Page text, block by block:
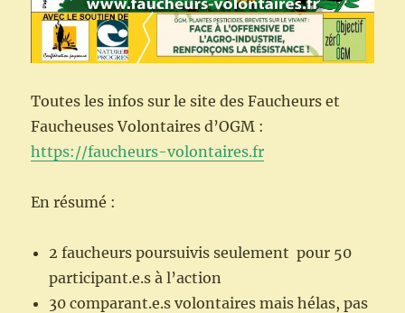
Toutes les infos sur le site des Faucheurs et
Faucheuses Volontaires d’OGM :
https://faucheurs-volontaires.fr
En résumé :
2 faucheurs poursuivis seulement pour 50
participant.e.s à l’action
30 comparant.e.s volontaires mais hélas, pas